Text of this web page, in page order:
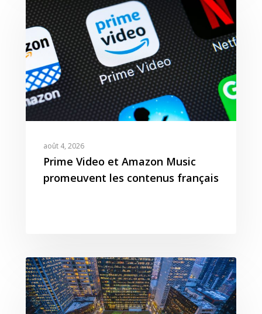
août 4, 2026
Prime Video et Amazon Music
promeuvent les contenus français